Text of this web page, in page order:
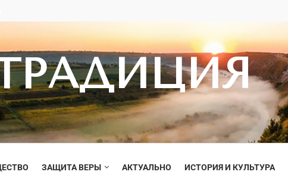
ЗАЩИТА ВЕРЫ АКТУАЛЬНО ИСТОРИЯ И КУЛЬТУРА